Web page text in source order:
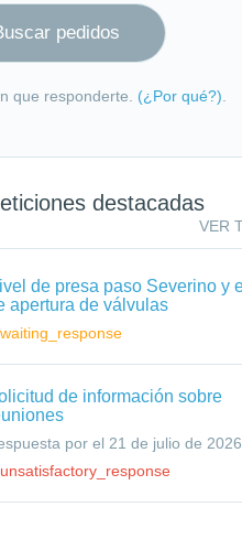
que responderte. (¿Por qué?)
destacadas
VER
de presa paso Severino y
apertura de válvulas
waiting_response
de información sobre
por el 21 de julio de 2026
unsatisfactory_response